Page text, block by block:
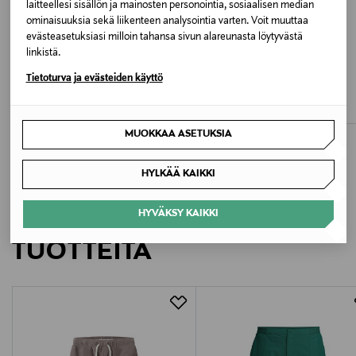
laitteellesi sisällön ja mainosten personointia, sosiaalisen median
ominaisuuksia sekä liikenteen analysointia varten. Voit muuttaa
evästeasetuksiasi milloin tahansa sivun alareunasta löytyvästä
linkistä.
Tietoturva ja evästeiden käyttö
MUOKKAA ASETUKSIA
HYLKÄÄ KAIKKI
HYVÄKSY KAIKKI
Valmistusmaa
Bangladesh
Valmistajan tuotenumero
Lindex Group Oyj/Lindex Division
Valmistajan osoite
Korkeavuorenkatu 28, 00130 Helsinki, Finland
KONGES SLØJD
LISÄÄ KIINNOSTAVIA
TUOTTEITA